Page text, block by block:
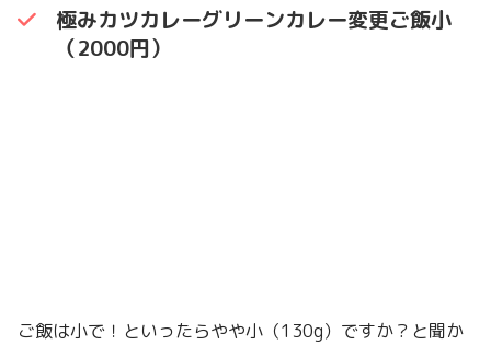
極みカツカレーグリーンカレー変更ご飯小
（2000円）
ご飯は小で！といったらやや小（130g）ですか？と聞か